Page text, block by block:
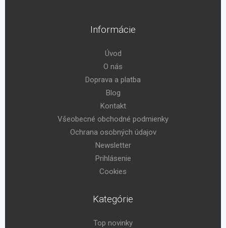
Informácie
Úvod
O nás
Doprava a platba
Blog
Kontakt
Všeobecné obchodné podmienky
Ochrana osobných údajov
Newsletter
Prihlásenie
Cookies
Kategórie
Top novinky